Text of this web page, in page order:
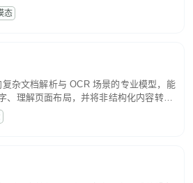
原生视觉理解贯穿规划、执行与验证全流
的深度语义解析。长程任务中自主规划与
态
杂文档解析与 OCR 场景的专业模型，能
、理解页面布局，并将非结构化内容转换
理的结构化结果。